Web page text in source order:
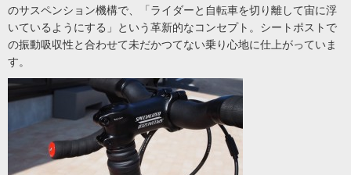
のサスペンション機構で、「ライダーと自転車を切り離して宙に浮
いているようにする」という革新的なコンセプト。シートポストで
の振動吸収性と合わせて未だかつてない乗り心地に仕上がっていま
す。